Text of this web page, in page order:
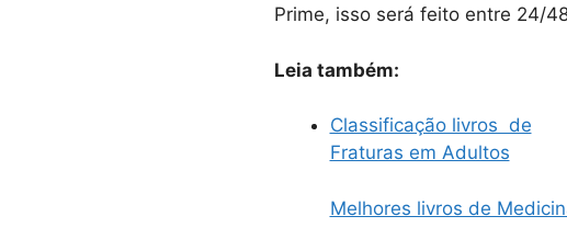
Prime, isso será feito entre 24/
Leia também:
Classificação livros de
Fraturas em Adultos
Melhores livros de